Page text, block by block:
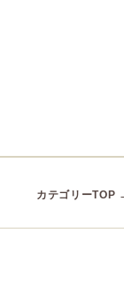
カテゴリーTOP